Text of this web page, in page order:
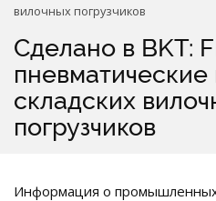
вилочных погрузчиков
Сделано в BKT:
складских
погрузчиков
Информация о